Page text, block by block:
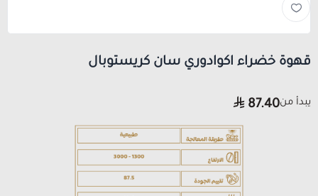
قهوة خضراء اكوادوري سان كريستوبال
يبدأ من87.40